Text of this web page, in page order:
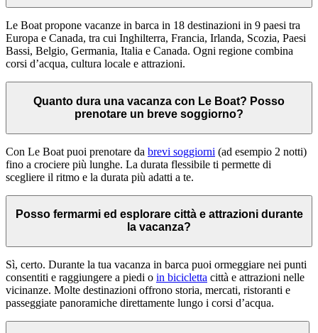
Le Boat propone vacanze in barca in 18 destinazioni in 9 paesi tra
Europa e Canada, tra cui Inghilterra, Francia, Irlanda, Scozia, Paesi
Bassi, Belgio, Germania, Italia e Canada. Ogni regione combina
corsi d’acqua, cultura locale e attrazioni.
Quanto dura una vacanza con Le Boat? Posso
prenotare un breve soggiorno?
Con Le Boat puoi prenotare da brevi soggiorni (ad esempio 2 notti)
fino a crociere più lunghe. La durata flessibile ti permette di
scegliere il ritmo e la durata più adatti a te.
Posso fermarmi ed esplorare città e attrazioni durante
la vacanza?
Sì, certo. Durante la tua vacanza in barca puoi ormeggiare nei punti
consentiti e raggiungere a piedi o in bicicletta città e attrazioni nelle
vicinanze. Molte destinazioni offrono storia, mercati, ristoranti e
passeggiate panoramiche direttamente lungo i corsi d’acqua.